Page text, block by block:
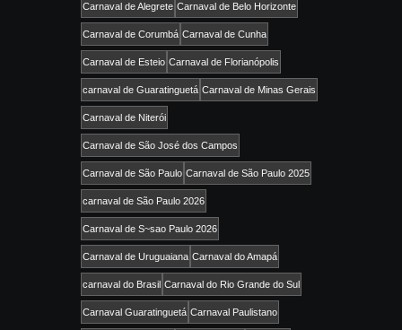
Carnaval de Alegrete Carnaval de Belo Horizonte
Carnaval de Corumbá Carnaval de Cunha
Carnaval de Esteio Carnaval de Florianópolis
carnaval de Guaratinguetá Carnaval de Minas Gerais
Carnaval de Niterói
Carnaval de São José dos Campos
Carnaval de São Paulo Carnaval de São Paulo 2025
carnaval de São Paulo 2026
Carnaval de S~sao Paulo 2026
Carnaval de Uruguaiana Carnaval do Amapá
carnaval do Brasil Carnaval do Rio Grande do Sul
Carnaval Guaratinguetá Carnaval Paulistano